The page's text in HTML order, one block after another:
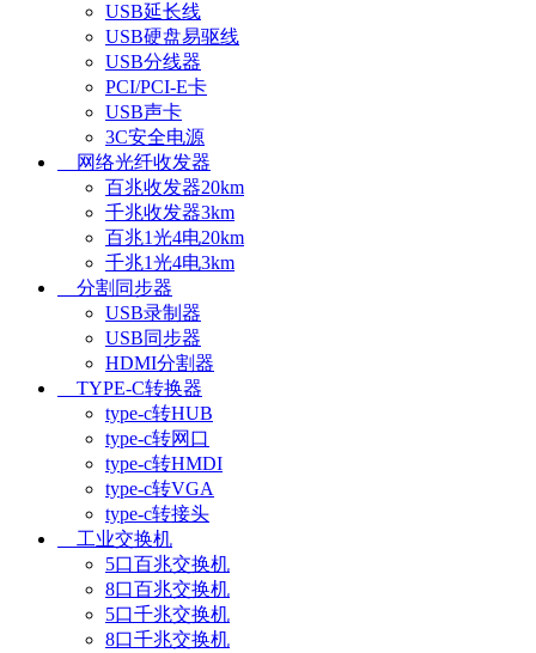
USB延长线
USB硬盘易驱线
USB分线器
PCI/PCI-E卡
USB声卡
3C安全电源
网络光纤收发器
百兆收发器20km
千兆收发器3km
百兆1光4电20km
千兆1光4电3km
分割同步器
USB录制器
USB同步器
HDMI分割器
TYPE-C转换器
type-c转HUB
type-c转网口
type-c转HMDI
type-c转VGA
type-c转接头
工业交换机
5口百兆交换机
8口百兆交换机
5口千兆交换机
8口千兆交换机